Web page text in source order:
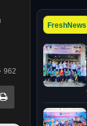
962
FreshNews